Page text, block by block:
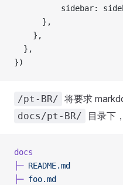
sidebar:
      },
    },
  },
})
/pt-BR/ 将要求
docs/pt-BR/ 目录下
docs
├─ README.md
├─ foo.md